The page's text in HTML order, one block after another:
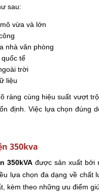
sau:
vừa và lớn
nhà văn phòng
tế
trời
liệu
ràng cùng hiệu suất vượt
định. Việc lựa chọn đúng
350kva
350kVAđược sản xuất bởi
lựa chọn đa dạng về chất
kèm theo những ưu điểm